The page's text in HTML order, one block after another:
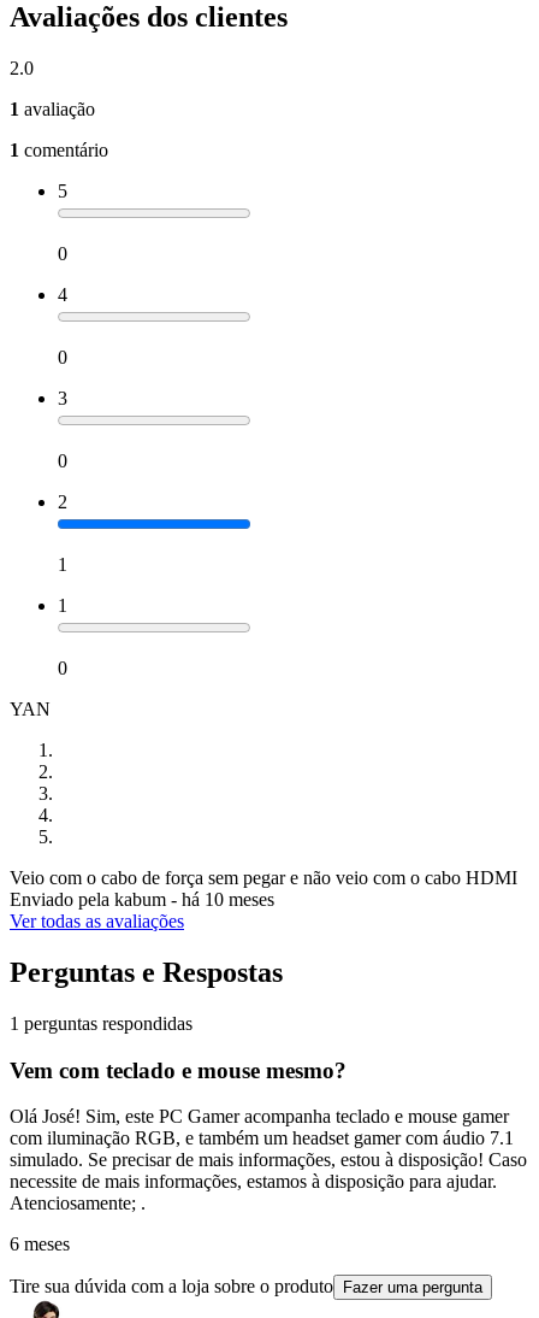
Avaliações dos clientes
2.0
1 avaliação
1 comentário
5
0
4
0
3
0
2
1
1
0
YAN
Veio com o cabo de força sem pegar e não veio com o cabo HDMI
Enviado pela kabum - há 10 meses
Ver todas as avaliações
Perguntas e Respostas
1 perguntas respondidas
Vem com teclado e mouse mesmo?
Olá José! Sim, este PC Gamer acompanha teclado e mouse gamer
com iluminação RGB, e também um headset gamer com áudio 7.1
simulado. Se precisar de mais informações, estou à disposição! Caso
necessite de mais informações, estamos à disposição para ajudar.
Atenciosamente; .
6 meses
Tire sua dúvida com a loja sobre o produto Fazer uma pergunta